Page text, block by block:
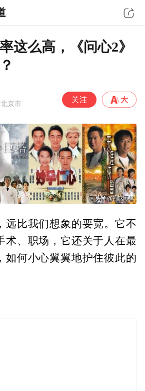
这么高，《问心2》
京市
远比我们想象的要宽。它不
术、职场，它还关于人在最
如何小心翼翼地护住彼此的